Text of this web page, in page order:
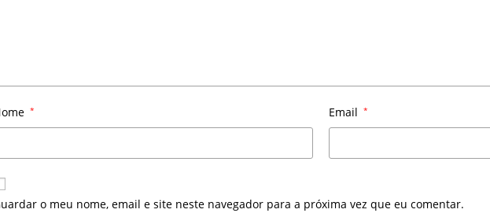
* Email *
o meu nome, email e site neste navegador para a próxima vez que eu comentar.